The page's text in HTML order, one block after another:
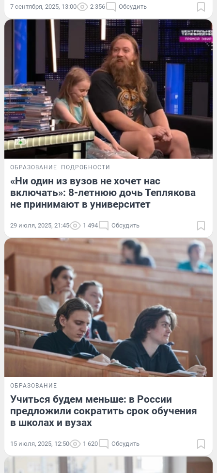
7 сентября, 2025, 13:00 2 356 Обсудить
ОБРАЗОВАНИЕ ПОДРОБНОСТИ
«Ни один из вузов не хочет нас
включать»: 8-летнюю дочь Теплякова
не принимают в университет
29 июля, 2025, 21:45 1 494 Обсудить
ОБРАЗОВАНИЕ
Учиться будем меньше: в России
предложили сократить срок обучения
в школах и вузах
15 июля, 2025, 12:50 1 620 Обсудить